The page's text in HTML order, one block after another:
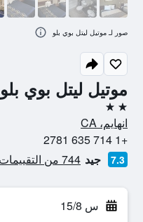
موتيل ليتل بوي بلو
2 نجمتين
انهايم، CA
+1 714 635 2781
7.3 جيد 744 من التقييمات تم التحقق منها
س 15/8
صور لـ موتيل ليتل بوي بلو